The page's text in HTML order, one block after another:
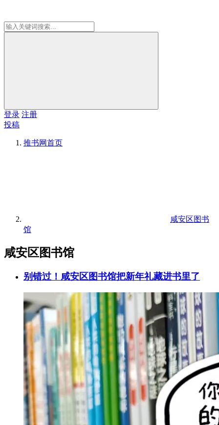
登录 注册
投稿
推书网首页
咸安区图书
馆
咸安区图书馆
别错过！咸安区图书馆把新年礼藏进书里了